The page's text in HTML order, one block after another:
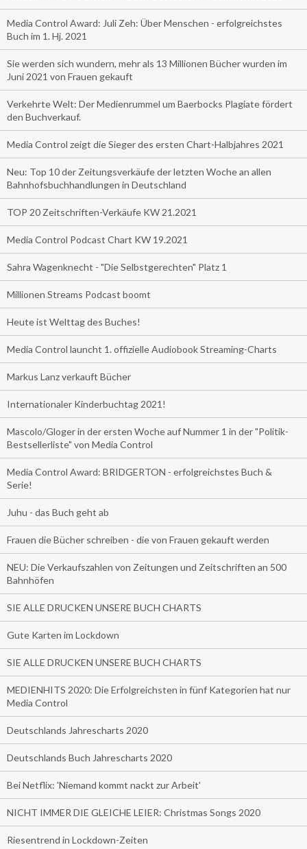
Media Control Award: Juli Zeh: Über Menschen - erfolgreichstes
Buch im 1. Hj. 2021
Sie werden sich wundern, mehr als 13 Millionen Bücher wurden im
Juni 2021 von Frauen gekauft
Verkehrte Welt: Der Medienrummel um Baerbocks Plagiate fördert
den Buchverkauf.
Media Control zeigt die Sieger des ersten Chart-Halbjahres 2021
Neu: Top 10 der Zeitungsverkäufe der letzten Woche an allen
Bahnhofsbuchhandlungen in Deutschland
TOP 20 Zeitschriften-Verkäufe KW 21.2021
Media Control Podcast Chart KW 19.2021
Sahra Wagenknecht - "Die Selbstgerechten" Platz 1
Millionen Streams Podcast boomt
Heute ist Welttag des Buches!
Media Control launcht 1. offizielle Audiobook Streaming-Charts
Markus Lanz verkauft Bücher
Internationaler Kinderbuchtag 2021!
Mascolo/Gloger in der ersten Woche auf Nummer 1 in der "Politik-
Bestsellerliste" von Media Control
Media Control Award: BRIDGERTON - erfolgreichstes Buch &
Serie!
Juhu - das Buch geht ab
Frauen die Bücher schreiben - die von Frauen gekauft werden
NEU: Die Verkaufszahlen von Zeitungen und Zeitschriften an 500
Bahnhöfen
SIE ALLE DRUCKEN UNSERE BUCH CHARTS
Gute Karten im Lockdown
SIE ALLE DRUCKEN UNSERE BUCH CHARTS
MEDIENHITS 2020: Die Erfolgreichsten in fünf Kategorien hat nur
Media Control
Deutschlands Jahrescharts 2020
Deutschlands Buch Jahrescharts 2020
Bei Netflix: 'Niemand kommt nackt zur Arbeit'
NICHT IMMER DIE GLEICHE LEIER: Christmas Songs 2020
Riesentrend in Lockdown-Zeiten